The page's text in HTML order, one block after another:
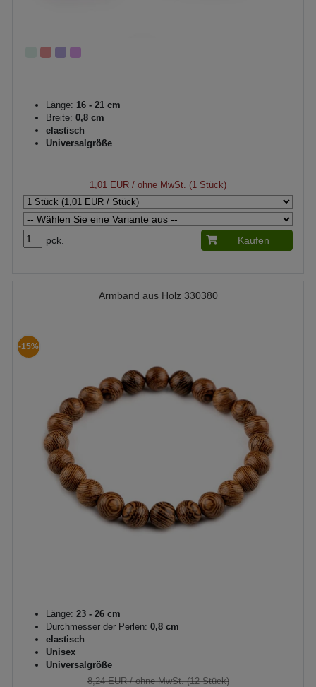
Länge: 16 - 21 cm
Breite: 0,8 cm
elastisch
Universalgröße
1,01 EUR / ohne MwSt. (1 Stück)
pck. Kaufen
Armband aus Holz 330380
-15%
Länge: 23 - 26 cm
Durchmesser der Perlen: 0,8 cm
elastisch
Unisex
Universalgröße
8,24 EUR/ ohne MwSt. (12 Stück)